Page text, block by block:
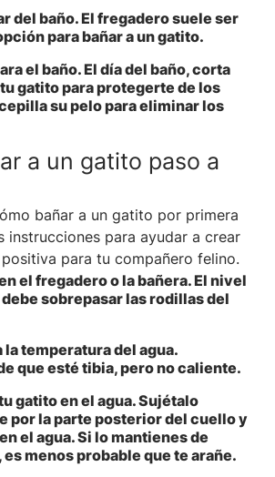
del baño. El fregadero suele ser
para bañar a un gatito.
el baño. El día del baño, corta
gatito para protegerte de los
su pelo para eliminar los
a un gatito paso a
bañar a un gatito por primera
instrucciones para ayudar a crear
para tu compañero felino.
el fregadero o la bañera. El nivel
debe sobrepasar las rodillas del
la temperatura del agua.
que esté tibia, pero no caliente.
gatito en el agua. Sujétalo
por la parte posterior del cuello y
el agua. Si lo mantienes de
es menos probable que te arañe.